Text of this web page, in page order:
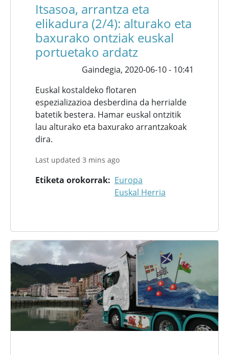
Itsasoa, arrantza eta
elikadura (2/4): alturako eta
baxurako ontziak euskal
portuetako ardatz
Gaindegia, 2020-06-10 - 10:41
Euskal kostaldeko flotaren
espezializazioa desberdina da herrialde
batetik bestera. Hamar euskal ontzitik
lau alturako eta baxurako arrantzakoak
dira.
Last updated 3 mins ago
Etiketa orokorrak
Europa
Euskal Herria